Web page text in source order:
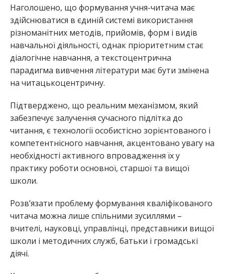
Наголошено, що формування учня-читача має
здійснюватися в єдиній системі використання
різноманітних методів, прийомів, форм і видів
навчальної діяльності, однак пріоритетним стає
діалогічне навчання, а текстоцентрична
парадигма вивчення літератури має бути змінена
на читацькоцентричну.
Підтверджено, що реальним механізмом, який
забезпечує залучення сучасного підлітка до
читання, є технології особистісно зорієнтованого і
компетентнісного навчання, акцентовано увагу на
необхідності активного впровадження їх у
практику роботи основної, старшої та вищої
школи.
Розв’язати проблему формування кваліфікованого
читача можна лише спільними зусиллями –
вчителі, науковці, управлінці, представники вищої
школи і методичних служб, батьки і громадські
діячі.